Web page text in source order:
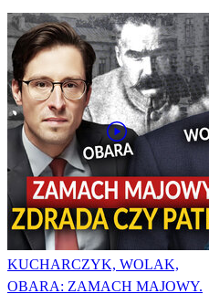
KUCHARCZYK, WOLAK,
OBARA: ZAMACH MAJOWY.